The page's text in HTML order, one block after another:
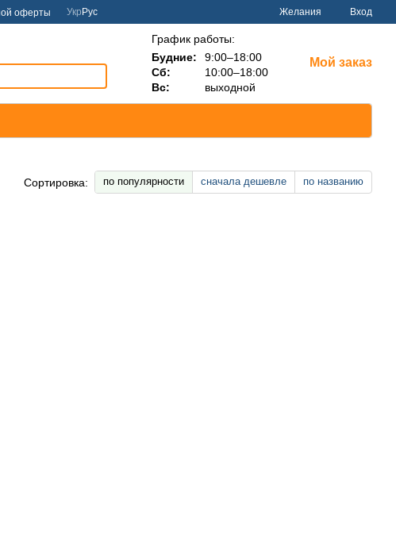
оферты Укр Рус Желания Вход
График работы:
Будние:
9:00–18:00
Сб:
10:00–18:00
Вс:
выходной
Мой заказ
Сортировка: по популярности сначала дешевле по названию